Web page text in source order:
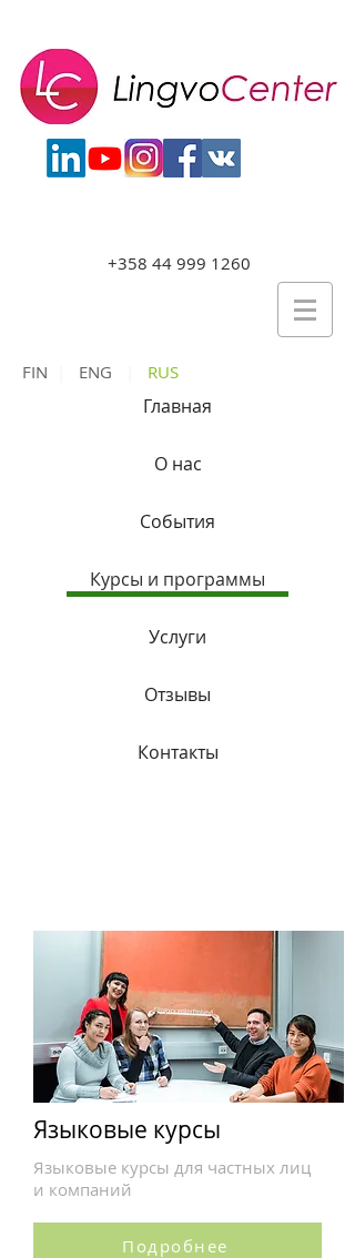
+358 44 999 1260
FIN ENG RUS
Главная
О нас
События
Курсы и программы
Услуги
Отзывы
Контакты
Языковые курсы
Языковые курсы для частных лиц
и компаний
Подробнее